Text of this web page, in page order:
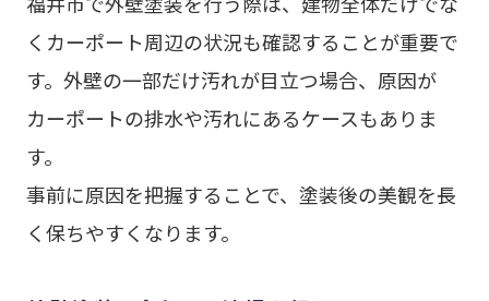
くカーポート周辺の状況も確認することが重要で
す。外壁の一部だけ汚れが目立つ場合、原因が
カーポートの排水や汚れにあるケースもありま
す。
事前に原因を把握することで、塗装後の美観を長
く保ちやすくなります。